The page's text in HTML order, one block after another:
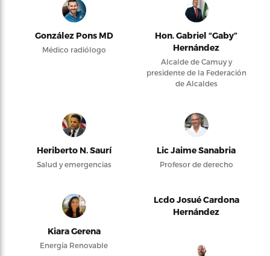
González Pons MD
Médico radiólogo
Hon. Gabriel “Gaby”
Hernández
Alcalde de Camuy y
presidente de la Federación
de Alcaldes
Heriberto N. Saurí
Salud y emergencias
Lic Jaime Sanabria
Profesor de derecho
Kiara Gerena
Energía Renovable
Lcdo Josué Cardona
Hernández